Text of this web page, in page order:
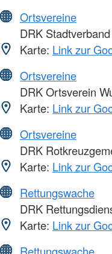
Ortsvereine
DRK
Karte: Link zur
Ortsvereine
DRK Ortsverein
Karte: Link zur
Ortsvereine
DRK
Karte: Link zur
Rettungswache
DRK
Karte: Link zur